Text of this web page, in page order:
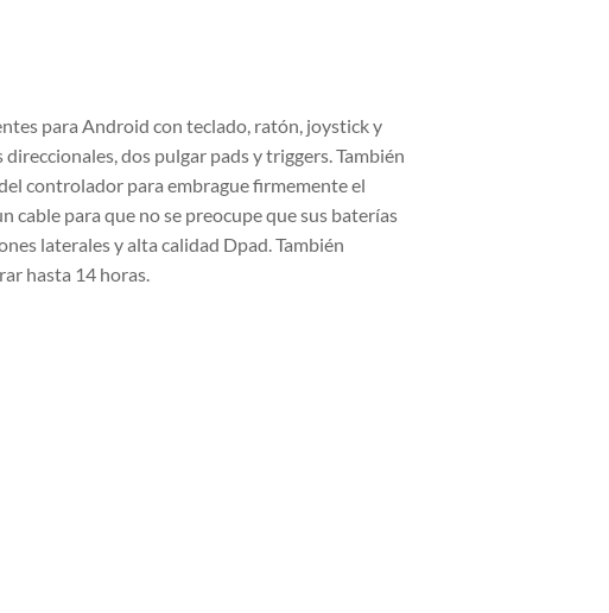
para Android con teclado, ratón, joystick y
dos pulgar pads y triggers. También
controlador para embrague firmemente el
para que no se preocupe que sus baterías
laterales y alta calidad Dpad. También
hasta 14 horas.